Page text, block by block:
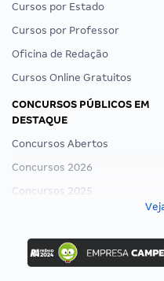
Cursos por Estado
Cursos por Professor
Oficina de Redação
Cursos Online Gratuitos
CONCURSOS PÚBLICOS EM
DESTAQUE
Concursos Abertos
Concursos 2026
Concursos 2025
Concurso Ibama
Concurso MPU